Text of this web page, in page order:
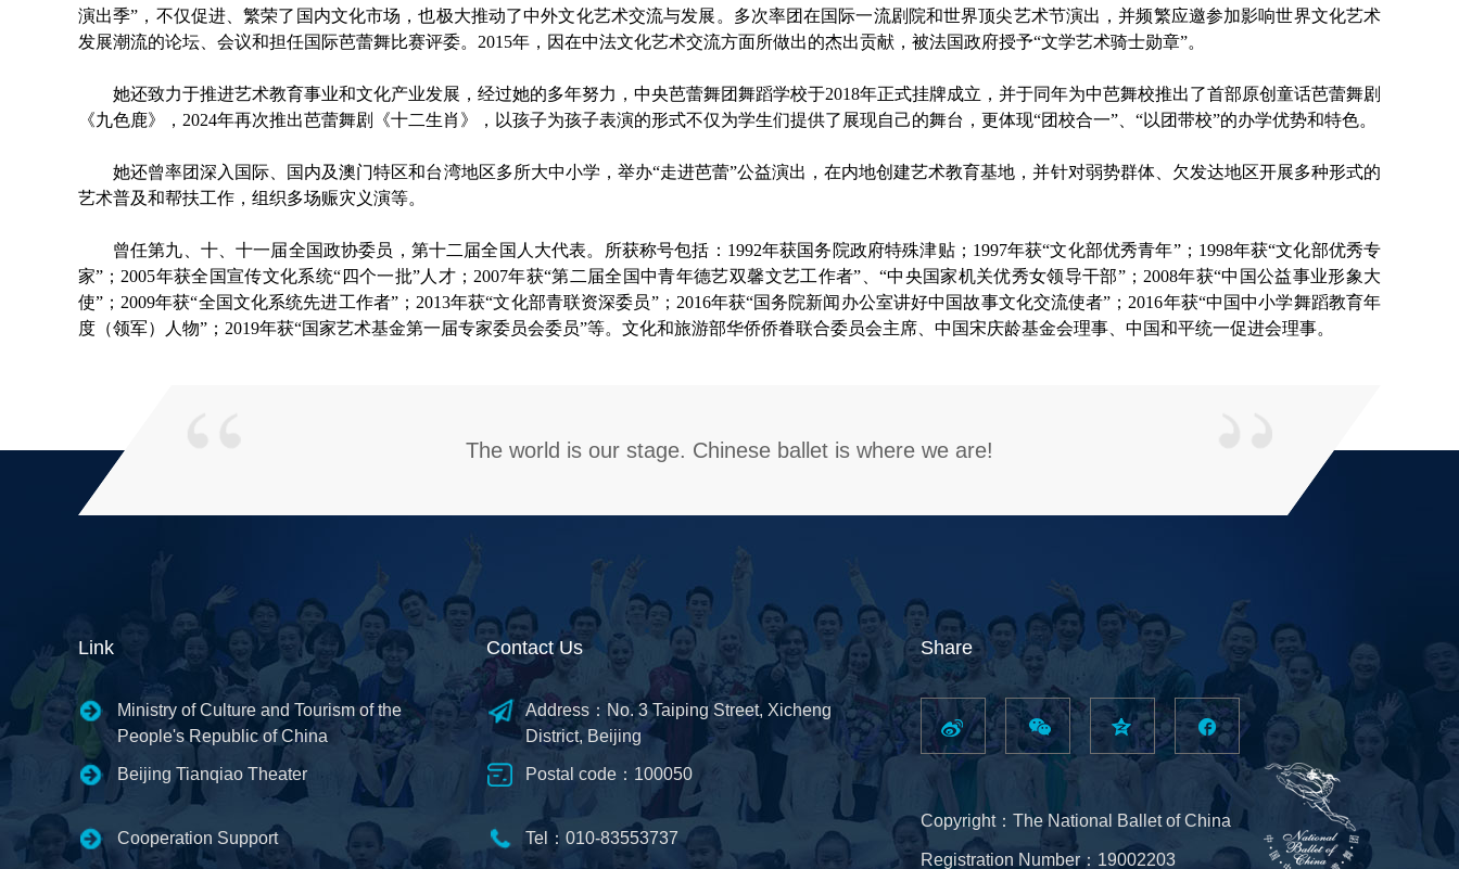
演出季”，不仅促进、繁荣了国内文化市场，也极大推动了中外文化艺术交流与发展。多次率团在国际一流剧院和世界顶尖艺术节演出，并频繁应邀参加影响世界文化艺术
发展潮流的论坛、会议和担任国际芭蕾舞比赛评委。2015年，因在中法文化艺术交流方面所做出的杰出贡献，被法国政府授予“文学艺术骑士勋章”。
她还致力于推进艺术教育事业和文化产业发展，经过她的多年努力，中央芭蕾舞团舞蹈学校于2018年正式挂牌成立，并于同年为中芭舞校推出了首部原创童话芭蕾舞剧
《九色鹿》，2024年再次推出芭蕾舞剧《十二生肖》，以孩子为孩子表演的形式不仅为学生们提供了展现自己的舞台，更体现“团校合一”、“以团带校”的办学优势和特色。
她还曾率团深入国际、国内及澳门特区和台湾地区多所大中小学，举办“走进芭蕾”公益演出，在内地创建艺术教育基地，并针对弱势群体、欠发达地区开展多种形式的
艺术普及和帮扶工作，组织多场赈灾义演等。
曾任第九、十、十一届全国政协委员，第十二届全国人大代表。所获称号包括：1992年获国务院政府特殊津贴；1997年获“文化部优秀青年”；1998年获“文化部优秀专
家”；2005年获全国宣传文化系统“四个一批”人才；2007年获“第二届全国中青年德艺双馨文艺工作者”、“中央国家机关优秀女领导干部”；2008年获“中国公益事业形象大
使”；2009年获“全国文化系统先进工作者”；2013年获“文化部青联资深委员”；2016年获“国务院新闻办公室讲好中国故事文化交流使者”；2016年获“中国中小学舞蹈教育年
度（领军）人物”；2019年获“国家艺术基金第一届专家委员会委员”等。文化和旅游部华侨侨眷联合委员会主席、中国宋庆龄基金会理事、中国和平统一促进会理事。
The world is our stage. Chinese ballet is where we are!
Link
Ministry of Culture and Tourism of the
People's Republic of China
Beijing Tianqiao Theater
Cooperation Support
Contact Us
Address：No. 3 Taiping Street, Xicheng
District, Beijing
Postal code：100050
Tel：010-83553737
Share
Copyright：The National Ballet of China
Registration Number：19002203